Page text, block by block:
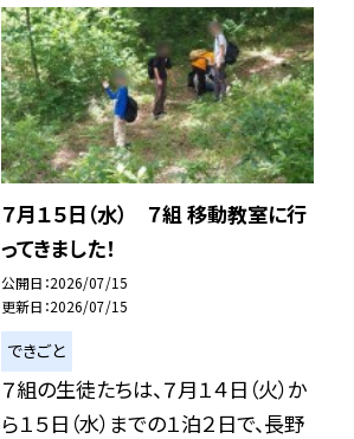
７月１５日（水） ７組 移動教室に行
ってきました！
公開日 2026/07/15
更新日 2026/07/15
できごと
７組の生徒たちは、７月１４日（火）か
ら１５日（水）までの１泊２日で、長野